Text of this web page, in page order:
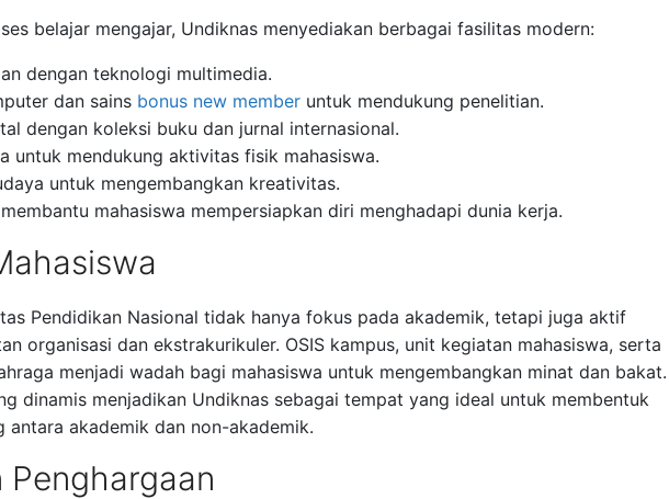
belajar mengajar, Undiknas menyediakan berbagai fasilitas modern:
dengan teknologi multimedia.
dan sains bonus new member untuk mendukung penelitian.
dengan koleksi buku dan jurnal internasional.
untuk mendukung aktivitas fisik mahasiswa.
untuk mengembangkan kreativitas.
mahasiswa mempersiapkan diri menghadapi dunia kerja.
Pendidikan Nasional tidak hanya fokus pada akademik, tetapi juga aktif
organisasi dan ekstrakurikuler. OSIS kampus, unit kegiatan mahasiswa, serta
menjadi wadah bagi mahasiswa untuk mengembangkan minat dan bakat.
dinamis menjadikan Undiknas sebagai tempat yang ideal untuk membentuk
antara akademik dan non-akademik.
Penghargaan